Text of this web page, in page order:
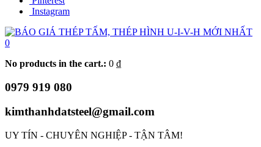
Instagram
0
No products in the cart.: 0 ₫
0979 919 080
kimthanhdatsteel@gmail.com
UY TÍN - CHUYÊN NGHIỆP - TẬN TÂM!